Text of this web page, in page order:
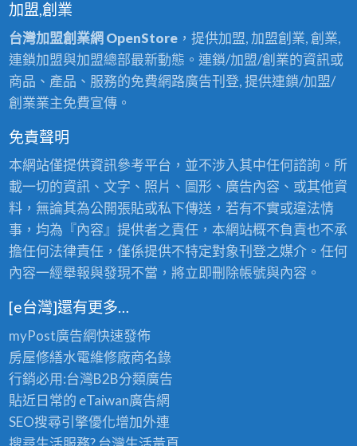
加盟,創業
台灣加盟創業網 OpenStore，提供加盟, 加盟創業, 創業,
連鎖加盟與加盟總部最新動態。連鎖/加盟/創業的資訊或
商品、產品、服務的免費網路廣告刊登, 提供連鎖/加盟/
創業業主免費宣傳。
免責聲明
本網站僅提供資訊參考平台，並不涉入其中任何諮詢。所
載一切的資訊、文字、照片、圖形、廣告內容、或其他資
料，無論其為公開張貼或私下傳送，若有不實或違法情
事，均為『內容』提供者之責任，本網站概不負責也不承
擔任何法律責任，僅係提供不特定對象刊登之媒介。任何
內容一經舉報與發現不當，將立即刪除帳號與內容。
[e台灣]還有更多…
myPost廣告網快速發佈
房屋修繕水電維修廠商名錄
行銷必用:台灣B2B分類廣告
貼近日常的 eTaiwan廣告網
SEO搜尋引擎優化增加外連